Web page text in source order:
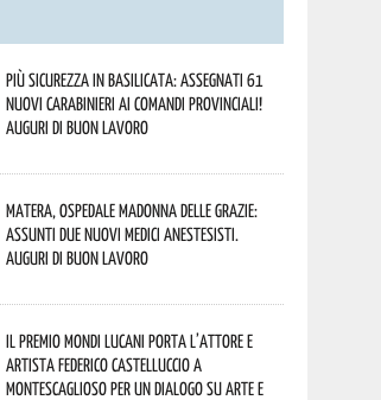
Più sicurezza in Basilicata: assegnati 61
nuovi Carabinieri ai Comandi provinciali!
Auguri di buon lavoro
Matera, Ospedale Madonna delle Grazie:
assunti due nuovi medici anestesisti.
Auguri di buon lavoro
Il Premio Mondi Lucani porta l’attore e
artista Federico Castelluccio a
Montescaglioso per un dialogo su arte e